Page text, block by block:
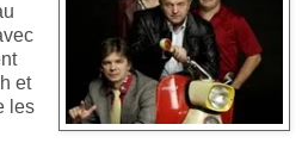
et
les